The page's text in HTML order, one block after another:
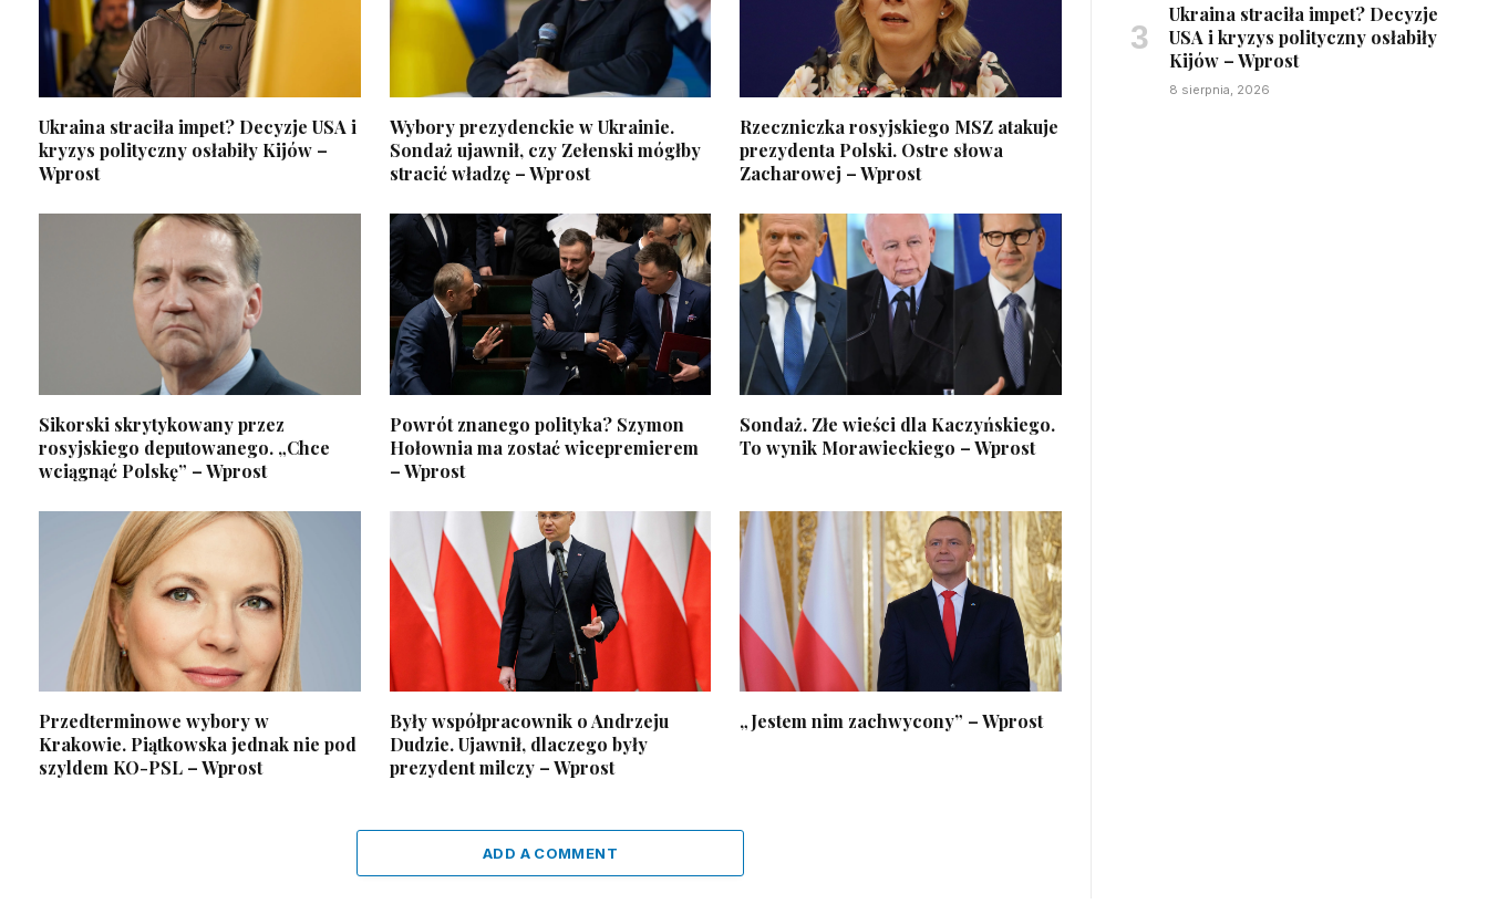
Ukraina straciła impet? Decyzje USA i
kryzys polityczny osłabiły Kijów –
Wprost
Wybory prezydenckie w Ukrainie.
Sondaż ujawnił, czy Zełenski mógłby
stracić władzę – Wprost
Rzeczniczka rosyjskiego MSZ atakuje
prezydenta Polski. Ostre słowa
Zacharowej – Wprost
Sikorski skrytykowany przez
rosyjskiego deputowanego. „Chce
wciągnąć Polskę” – Wprost
Powrót znanego polityka? Szymon
Hołownia ma zostać wicepremierem
– Wprost
Sondaż. Złe wieści dla Kaczyńskiego.
To wynik Morawieckiego – Wprost
Przedterminowe wybory w
Krakowie. Piątkowska jednak nie pod
szyldem KO-PSL – Wprost
Były współpracownik o Andrzeju
Dudzie. Ujawnił, dlaczego były
prezydent milczy – Wprost
„Jestem nim zachwycony” – Wprost
ADD A COMMENT
Ukraina straciła impet? Decyzje
USA i kryzys polityczny osłabiły
Kijów – Wprost
8 sierpnia, 2026